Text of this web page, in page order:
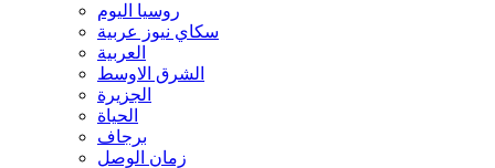
روسیا الیوم
سكاي نيوز عربية
العربية
الشرق الاوسط
الجزيرة
الحیاة
برجاف
زمان الوصل